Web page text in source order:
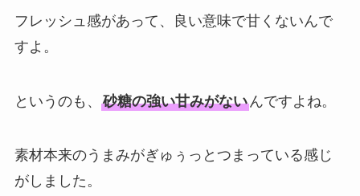
フレッシュ感があって、良い意味で甘くないんで
すよ。
というのも、 砂糖の強い甘みがないんですよね。
素材本来のうまみがぎゅぅっとつまっている感じ
がしました。